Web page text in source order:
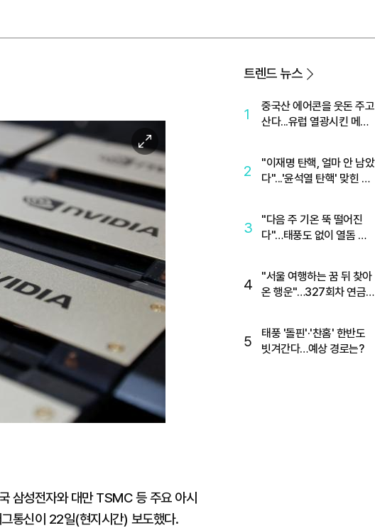
미
지
확
대
삼성전자와 대만 TSMC 등 주요 아시
통신이 22일(현지시간) 보도했다.
트렌드 뉴스
1
중국산 에어콘을 웃돈 주고
산다...유럽 열광시킨 메이
2
"이재명 탄핵, 얼마 안 남았
다"...'윤석열 탄핵' 맞힌 무
3
"다음 주 기온 뚝 떨어진
다"…태풍도 없이 열돔 박
4
"서울 여행하는 꿈 뒤 찾아
온 행운"…327회차 연금
5
태풍 '돌핀'·'찬홈' 한반도
빗겨간다…예상 경로는?